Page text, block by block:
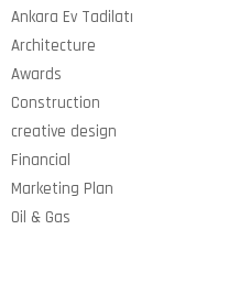
Ankara Ev Tadilatı
Architecture
Awards
Construction
creative design
Financial
Marketing Plan
Oil & Gas